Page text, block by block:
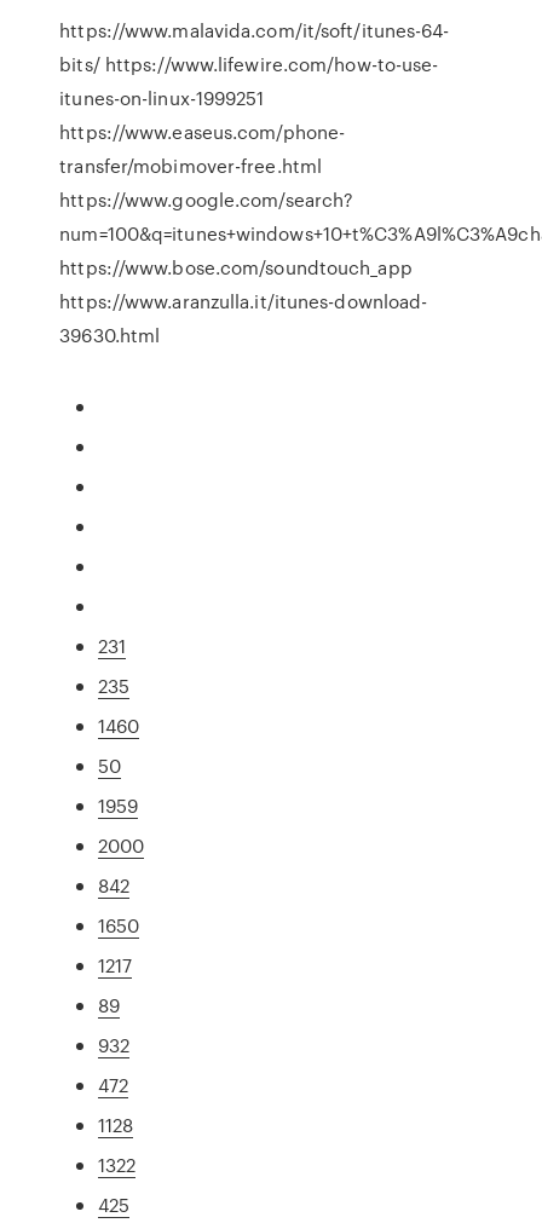
https://www.malavida.com/it/soft/itunes-64-
bits/ https://www.lifewire.com/how-to-use-
itunes-on-linux-1999251
https://www.easeus.com/phone-
transfer/mobimover-free.html
https://www.google.com/search?
https://www.bose.com/soundtouch_app
https://www.aranzulla.it/itunes-download-
39630.html
231
235
1460
50
1959
2000
842
1650
1217
89
932
472
1128
1322
425